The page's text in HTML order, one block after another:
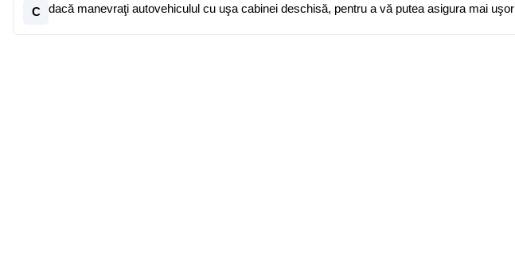
C dacă manevraţi autovehiculul cu uşa cabinei deschisă, pentru a vă putea asigura mai uşor